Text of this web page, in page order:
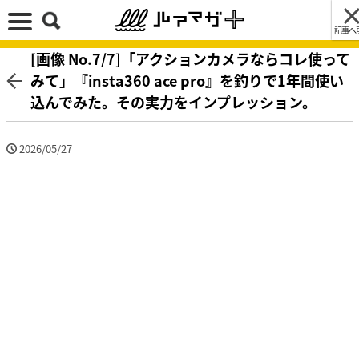
記事へ
[画像 No.7/7]「アクションカメラならコレ使って
みて」『insta360 ace pro』を釣りで1年間使い
込んでみた。その実力をインプレッション。
2026/05/27